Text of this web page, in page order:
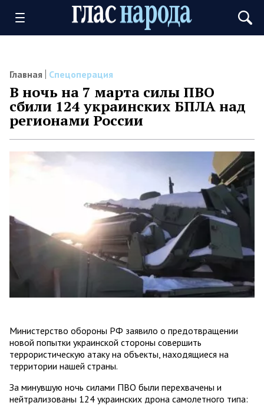
Главная Спецоперация
В ночь на 7 марта силы ПВО
сбили 124 украинских БПЛА над
регионами России
Министерство обороны РФ заявило о предотвращении
новой попытки украинской стороны совершить
террористическую атаку на объекты, находящиеся на
территории нашей страны.
За минувшую ночь силами ПВО были перехвачены и
нейтрализованы 124 украинских дрона самолетного типа: